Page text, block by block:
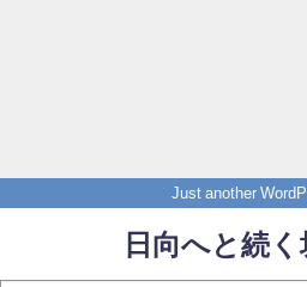
Just another
日向へと続く